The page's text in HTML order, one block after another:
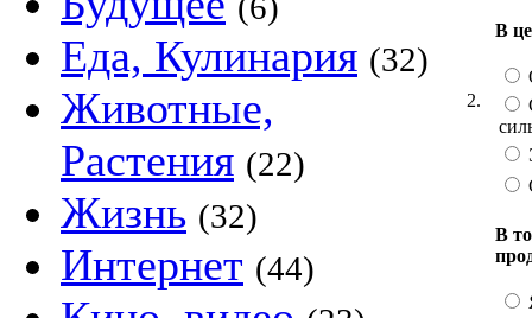
Еда, Кулинария (32)
Животные,
Растения (22)
Жизнь (32)
Интернет (44)
2.
В
В